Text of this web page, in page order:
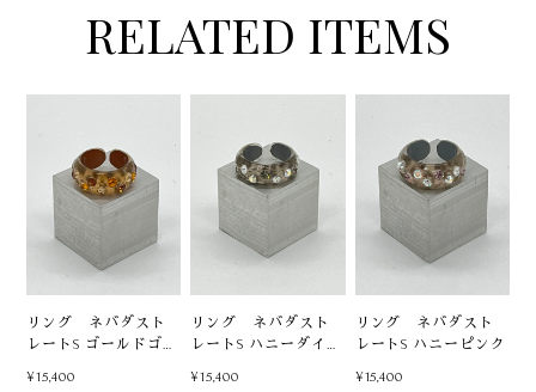
RELATED ITEMS
リング ネバダスト
レートS ゴールドゴー
¥15,400
リング ネバダスト
レートS ハニーダイヤ
¥15,400
リング ネバダスト
レートS ハニーピンク
¥15,400